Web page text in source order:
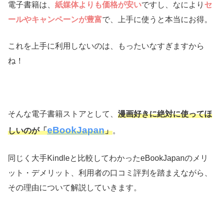
電子書籍は、 紙媒体よりも価格が安いですし、なにより セ
ールやキャンペーンが豊富で、上手に使うと本当にお得。
これを上手に利用しないのは、もったいなすぎますから
ね！
そんな電子書籍ストアとして、 漫画好きに絶対に使ってほ
しいのが「eBookJapan」。
同じく大手Kindleと比較してわかったeBookJapanのメリ
ット・デメリット、利用者の口コミ評判を踏まえながら、
その理由について解説していきます。